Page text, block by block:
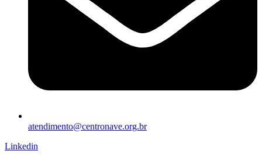
atendimento@centronave.org.br
Linkedin